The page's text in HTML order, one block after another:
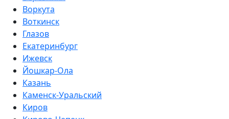
Воркута
Воткинск
Глазов
Екатеринбург
Ижевск
Йошкар-Ола
Казань
Каменск-Уральский
Киров